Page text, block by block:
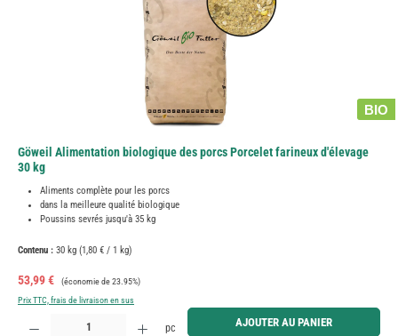
BIO
Göweil Alimentation biologique des porcs Porcelet farineux d'élevage
30 kg
Aliments complète pour les porcs
dans la meilleure qualité biologique
Poussins sevrés jusqu'à 35 kg
Contenu : 30 kg (1,80 € / 1 kg)
Prix de vente :
53,99 € Prix régulier :
(économie de 23.95%)
Prix TTC, frais de livraison en sus
Quantité de produit : Entrez la quantité souhaitée ou utilisez les boutons pour augmenter ou
pc AJOUTER AU PANIER